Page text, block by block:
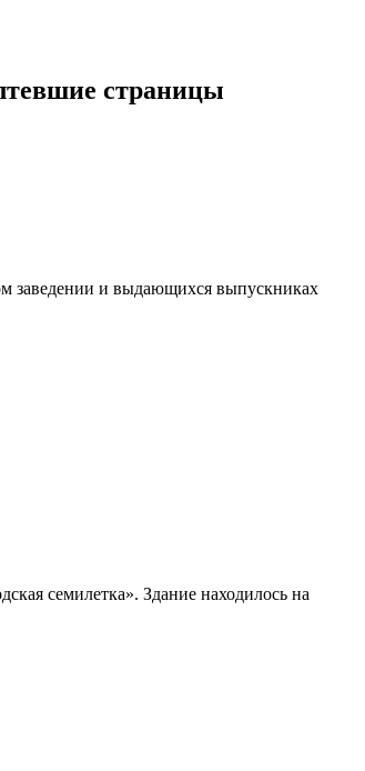
страницы
заведении и выдающихся выпускниках
семилетка». Здание находилось на